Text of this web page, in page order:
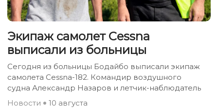
Экипаж самолет Сessna
выписали из больницы
Сегодня из больницы Бодайбо выписали экипаж
самолета Сessna-182. Командир воздушного
судна Александр Назаров и летчик-наблюдатель
Новости
10 августа